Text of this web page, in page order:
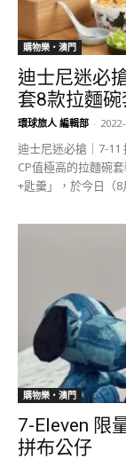
購物樂‧澳門
迪士尼迷必
套8款拉麵碗
環球旅人 編輯部 -
迪士尼迷必搶｜7-
CP值極高的拉麵碗
+匙羹」，於今日（8
購物樂‧澳門
7-Eleven 限
拼布公仔